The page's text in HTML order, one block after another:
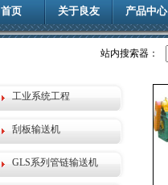
首页 关于良友 产品中心
站内搜索器：
工业系统工程
刮板输送机
GLS系列管链输送机